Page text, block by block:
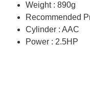
Weight : 890g
Recommended
Cylinder : AAC
Power : 2.5HP